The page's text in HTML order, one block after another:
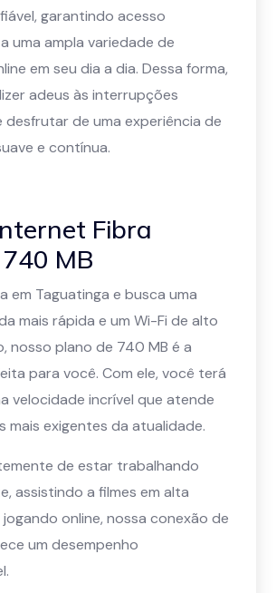
garantindo acesso
uma ampla variedade de
em seu dia a dia. Dessa forma,
adeus às interrupções
desfrutar de uma experiência de
e contínua.
Fibra
MB
em Taguatinga e busca uma
mais rápida e um Wi-Fi de alto
nosso plano de 740 MB é a
para você. Com ele, você terá
velocidade incrível que atende
mais exigentes da atualidade.
de estar trabalhando
assistindo a filmes em alta
online, nossa conexão de
um desempenho